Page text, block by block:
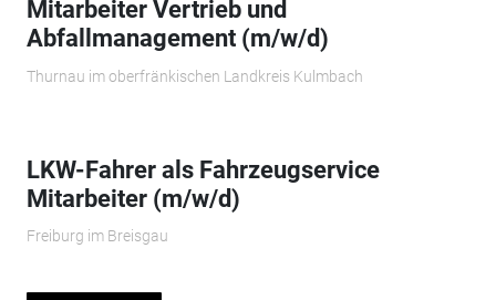
Mitarbeiter Vertrieb und
Abfallmanagement (m/w/d)
Thurnau im oberfränkischen Landkreis Kulmbach
LKW-Fahrer als Fahrzeugservice
Mitarbeiter (m/w/d)
Freiburg im Breisgau